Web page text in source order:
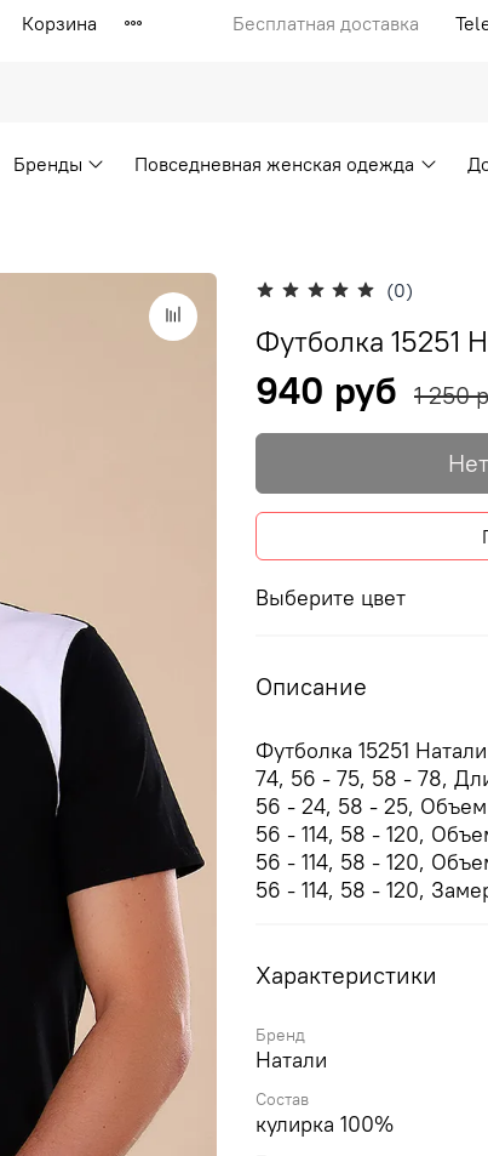
Корзина Бесплатная доставка
Бренды Повседневная женская одежда
(0)
Футболка 15251
940 руб 1 250
Выберите цвет
Описание
Футболка 15251
74, 56 - 75, 58 - 78,
56 - 24, 58 - 25,
56 - 114, 58 - 120,
56 - 114, 58 - 120,
56 - 114, 58 - 120,
Характеристики
Бренд
Натали
Состав
кулирка 100%